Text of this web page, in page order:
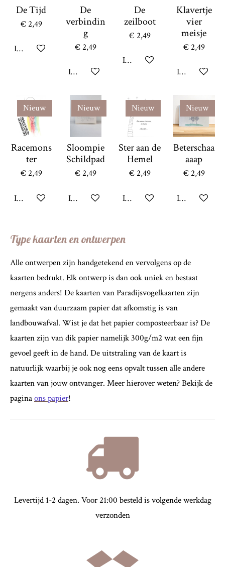
De Tijd
€ 2,49
In winkelwagen
De
verbindin
g
€ 2,49
In winkelwagen
De
zeilboot
€ 2,49
In winkelwagen
Klavertje
vier
meisje
€ 2,49
In
Nieuw
Racemons
ter
€ 2,49
In winkelwagen
Nieuw
Sloompie
Schildpad
€ 2,49
In winkelwagen
Nieuw
Ster aan de
Hemel
€ 2,49
In winkelwagen
Nieuw
Beterschaa
aaap
€ 2,49
In
Type kaarten en ontwerpen
Alle ontwerpen zijn handgetekend en vervolgens op de
kaarten bedrukt. Elk ontwerp is dan ook uniek en bestaat
nergens anders! De kaarten van Paradijsvogelkaarten zijn
gemaakt van duurzaam papier dat afkomstig is van
landbouwafval. Wist je dat het papier composteerbaar is? De
kaarten zijn van dik papier namelijk 300g/m2 wat een fijn
gevoel geeft in de hand. De uitstraling van de kaart is
natuurlijk waarbij je ook nog eens opvalt tussen alle andere
kaarten van jouw ontvanger. Meer hierover weten? Bekijk de
paginaons papier!
Levertijd 1-2 dagen. Voor 21:00 besteld is volgende werkdag
verzonden